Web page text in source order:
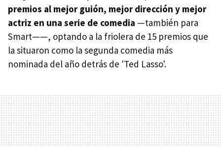
premios al mejor guión, mejor dirección y mejor
actriz en una serie de comedia —también para
Smart——, optando a la friolera de 15 premios que
la situaron como la segunda comedia más
nominada del año detrás de 'Ted Lasso'.